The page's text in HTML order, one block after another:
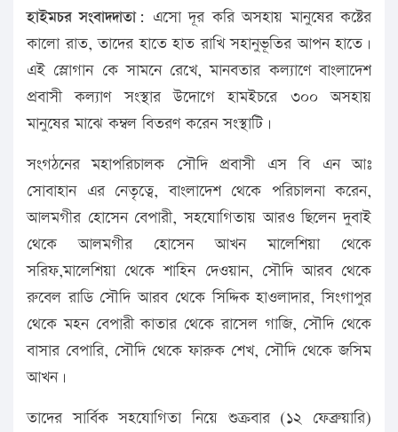
হাইমচর সংবাদদাতা: এসো দূর করি অসহায় মানুষের কষ্টের
কালো রাত, তাদের হাতে হাত রাখি সহানুভূতির আপন হাতে।
এই স্লোগান কে সামনে রেখে, মানবতার কল্যাণে বাংলাদেশ
প্রবাসী কল্যাণ সংস্থার উদোগে হামইচরে ৩০০ অসহায়
মানুষের মাঝে কম্বল বিতরণ করেন সংস্থাটি।
সংগঠনের মহাপরিচালক সৌদি প্রবাসী এস বি এন আঃ
সোবাহান এর নেতৃত্বে, বাংলাদেশ থেকে পরিচালনা করেন,
আলমগীর হোসেন বেপারী, সহযোগিতায় আরও ছিলেন দুবাই
থেকে আলমগীর হোসেন আখন মালেশিয়া থেকে
সরিফ,মালেশিয়া থেকে শাহিন দেওয়ান, সৌদি আরব থেকে
রুবেল রাডি সৌদি আরব থেকে সিদ্দিক হাওলাদার, সিংগাপুর
থেকে মহন বেপারী কাতার থেকে রাসেল গাজি, সৌদি থেকে
বাসার বেপারি, সৌদি থেকে ফারুক শেখ, সৌদি থেকে জসিম
আখন।
তাদের সার্বিক সহযোগিতা নিয়ে শুক্রবার (১২ ফেব্রুয়ারি)